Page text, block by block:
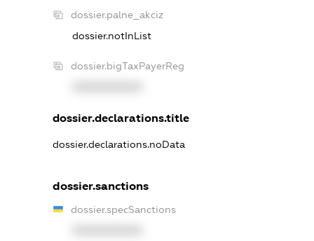
dossier.palne_akciz
dossier.notInList
dossier.bigTaxPayerReg
dossier.declarations.title
dossier.declarations.noData
dossier.sanctions
dossier.specSanctions